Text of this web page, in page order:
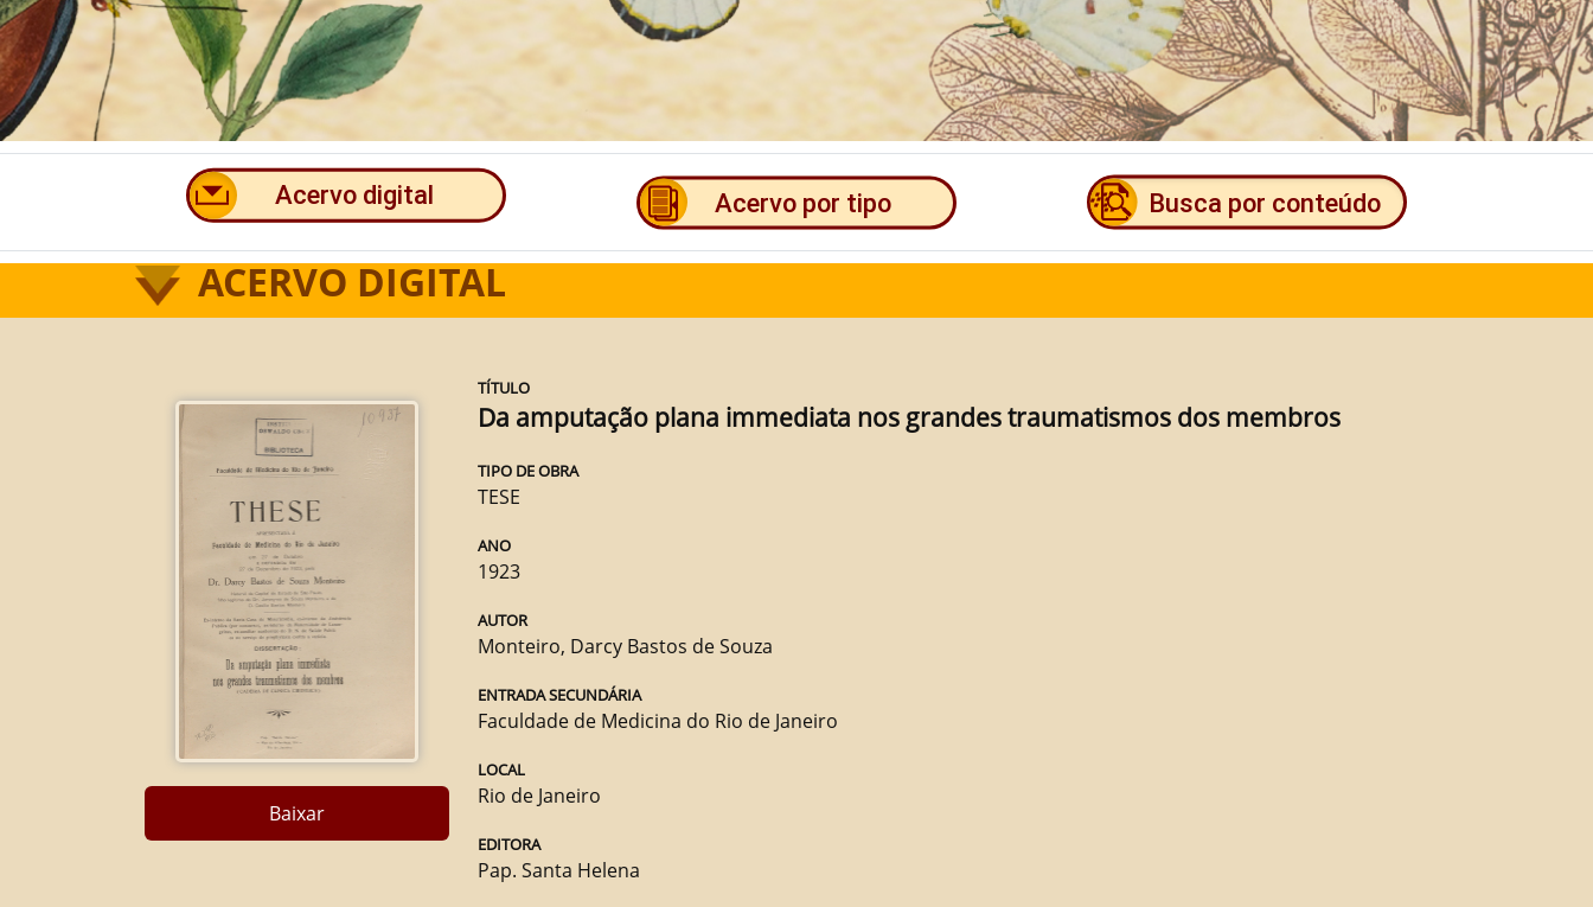
ACERVO DIGITAL
Baixar
TÍTULO
Da amputação plana immediata nos grandes traumatismos dos membros
TIPO DE OBRA
TESE
ANO
1923
AUTOR
Monteiro, Darcy Bastos de Souza
ENTRADA SECUNDÁRIA
Faculdade de Medicina do Rio de Janeiro
LOCAL
Rio de Janeiro
EDITORA
Pap. Santa Helena